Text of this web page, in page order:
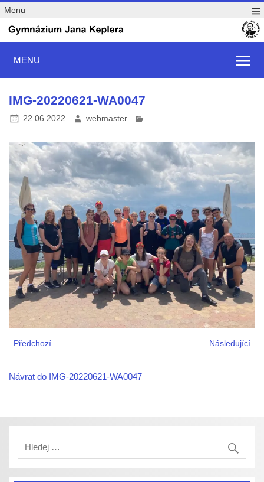
Menu
MENU
IMG-20220621-WA0047
22.06.2022 webmaster
Předchozí Následující
Návrat do IMG-20220621-WA0047